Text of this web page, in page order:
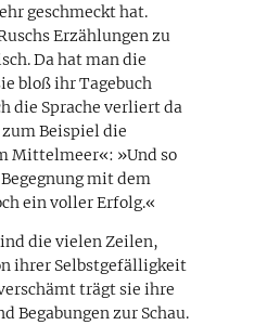
geschmeckt hat.
Erzählungen zu
Da hat man die
bloß ihr Tagebuch
die Sprache verliert da
Beispiel die
Mittelmeer«: »Und so
mit dem
ein voller Erfolg.«
die vielen Zeilen,
ihrer Selbstgefälligkeit
trägt sie ihre
Begabungen zur Schau.